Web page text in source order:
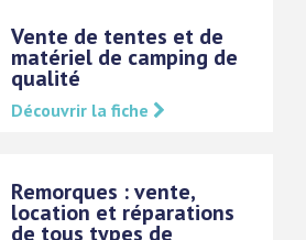
Vente de tentes et de
matériel de camping de
qualité
Découvrir la fiche
Remorques : vente,
location et réparations
de tous types de